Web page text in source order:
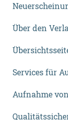
Über den
Services für
Aufnahme